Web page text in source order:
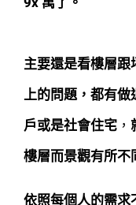
主要還是看樓層
上的問題，都有
戶或是社會住宅 ，
樓層而景觀有所不
依照每個人的需